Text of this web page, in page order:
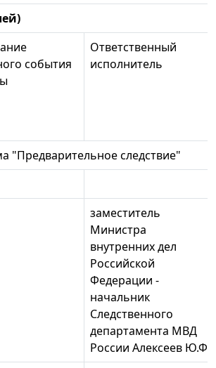
события
Ответственный
исполнитель
"Предварительное следствие"
заместитель
Министра
внутренних дел
Российской
Федерации -
начальник
Следственного
департамента МВД
России Алексеев Ю.Ф.